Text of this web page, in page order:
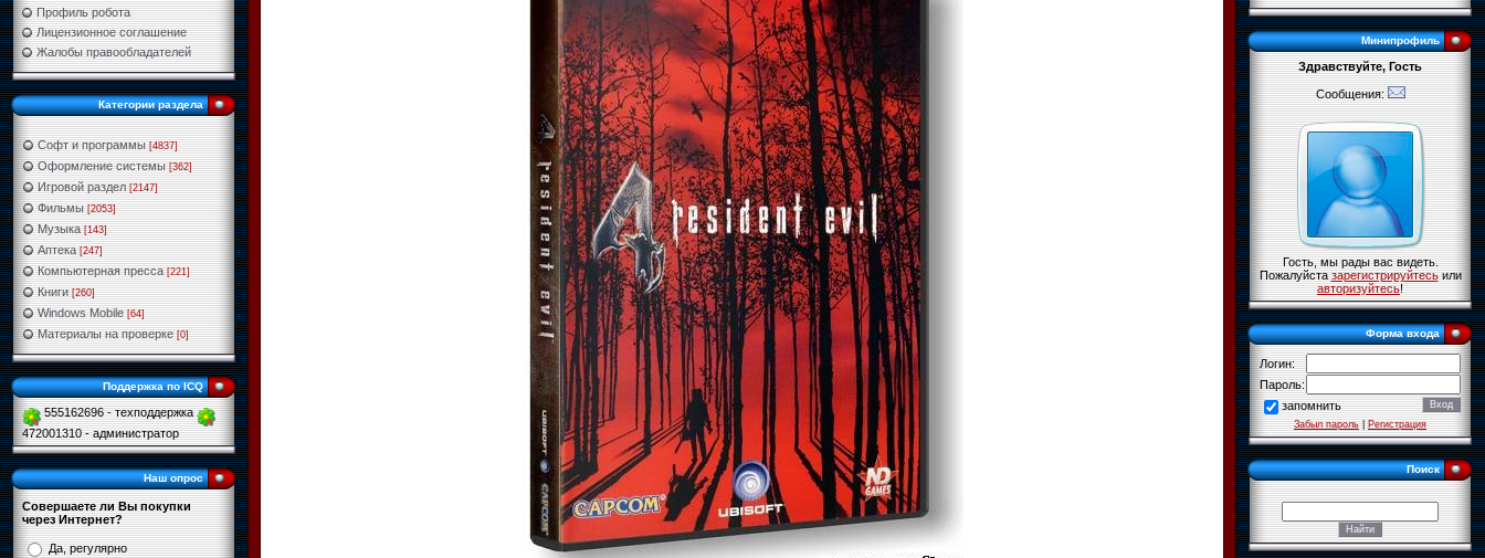
Профиль робота
Лицензионное соглашение
Жалобы правообладателей
Категории раздела
Софт и программы [4837]
Оформление системы [362]
Игровой раздел [2147]
Фильмы [2053]
Музыка [143]
Аптека [247]
Компьютерная пресса [221]
Книги [260]
Windows Mobile [64]
Материалы на проверке [0]
Поддержка по ICQ
555162696 - техподдержка
472001310 - администратор
Наш опрос
Совершаете ли Вы покупки
через Интернет?
Да, регулярно
Минипрофиль
Здравствуйте, Гость
Сообщения:
Гость, мы рады вас видеть.
Пожалуйстазарегистрируйтесьили
авторизуйтесь!
Форма входа
Логин:
Пароль:
запомнить
Забыл пароль|Регистрация
Поиск